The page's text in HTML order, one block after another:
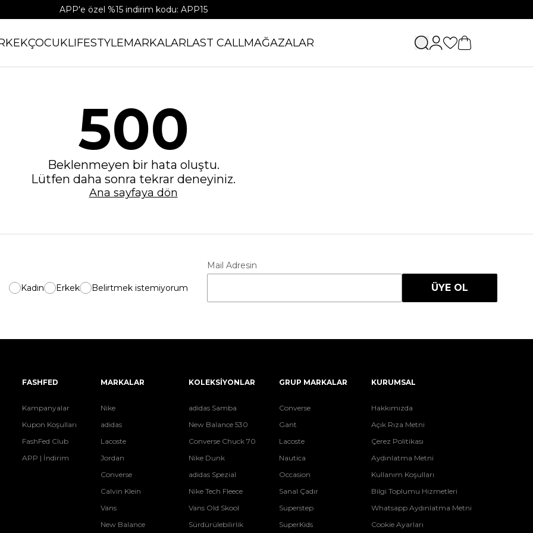
APP'e özel %15 indirim kodu: APP15
ÇOCUKLIFESTYLEMARKALARLAST CALLMAĞAZALAR
500
Beklenmeyen bir hata oluştu.
Lütfen daha sonra tekrar deneyiniz.
Ana sayfaya dön
Kadın Erkek Belirtmek istemiyorum
Mail Adresin
ÜYE OL
FASHFED
Kampanyalar
Kupon Koşulları
FashFed Club
APP | İndirim
MARKALAR
Nike
adidas
Lacoste
Jordan
Converse
Calvin Klein
Vans
New Balance
KOLEKSİYONLAR
adidas Samba
New Balance 530
Converse Chuck 70
Nike Dunk
adidas Spezial
Nike Tech Fleece
Vans Old Skool
Sürdürülebilirlik
GRUP MARKALAR
Converse
Gant
Lacoste
Nautica
Occasion
Sanal Çadır
Superstep
SuperKids
KURUMSAL
Hakkımızda
Açık Rıza Metni
Çerez Politikası
Aydınlatma Metni
Kullanım Koşulları
Bilgi Toplumu Hizmetleri
Whatsapp Aydınlatma Metni
Cookie Ayarları